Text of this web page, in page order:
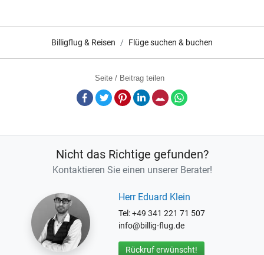
Billigflug & Reisen Flüge suchen & buchen
Seite / Beitrag teilen
Facebook
TwitterPinterestLinkedInE-Mail
Nicht das Richtige gefunden?
Kontaktieren Sie einen unserer Berater!
Herr Eduard Klein
Tel: +49 341 221 71 507
info@billig-flug.de
Rückruf erwünscht!